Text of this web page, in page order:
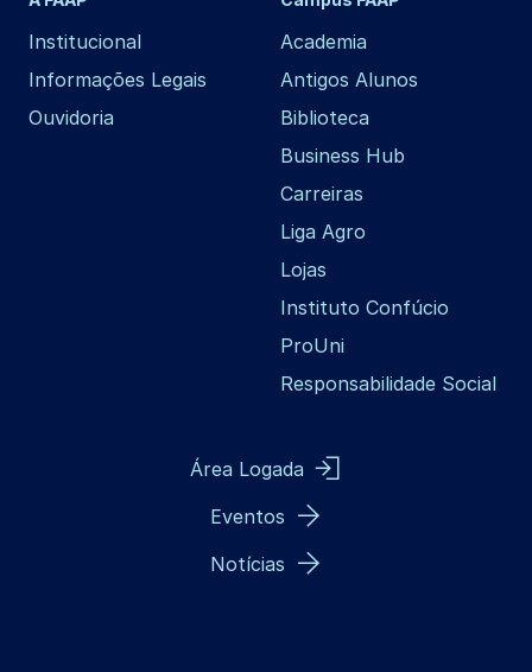
Institucional
Informações Legais
Ouvidoria
Academia
Antigos Alunos
Biblioteca
Business Hub
Carreiras
Liga Agro
Lojas
Instituto Confúcio
ProUni
Responsabilidade Social
Área Logada
Eventos
Notícias